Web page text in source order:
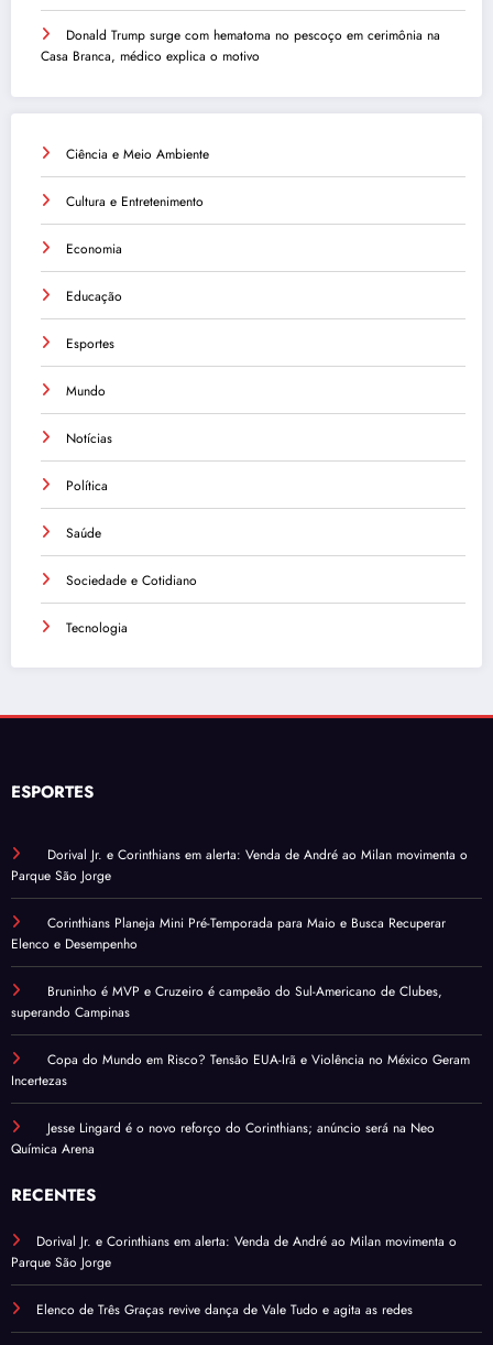
Donald Trump surge com hematoma no pescoço em cerimônia na
Casa Branca, médico explica o motivo
Ciência e Meio Ambiente
Cultura e Entretenimento
Economia
Educação
Esportes
Mundo
Notícias
Política
Saúde
Sociedade e Cotidiano
Tecnologia
ESPORTES
Dorival Jr. e Corinthians em alerta: Venda de André ao Milan movimenta o
Parque São Jorge
Corinthians Planeja Mini Pré-Temporada para Maio e Busca Recuperar
Elenco e Desempenho
Bruninho é MVP e Cruzeiro é campeão do Sul-Americano de Clubes,
superando Campinas
Copa do Mundo em Risco? Tensão EUA-Irã e Violência no México Geram
Incertezas
Jesse Lingard é o novo reforço do Corinthians; anúncio será na Neo
Química Arena
RECENTES
Dorival Jr. e Corinthians em alerta: Venda de André ao Milan movimenta o
Parque São Jorge
Elenco de Três Graças revive dança de Vale Tudo e agita as redes